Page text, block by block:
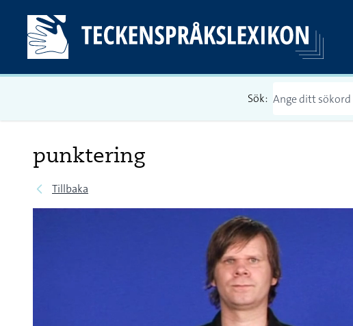
Sök:
punktering
Tillbaka